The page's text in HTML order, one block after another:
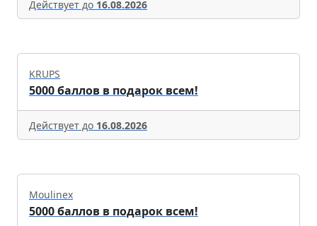
Действует до 16.08.2026
KRUPS
5000 баллов в подарок всем!
Действует до 16.08.2026
Moulinex
5000 баллов в подарок всем!